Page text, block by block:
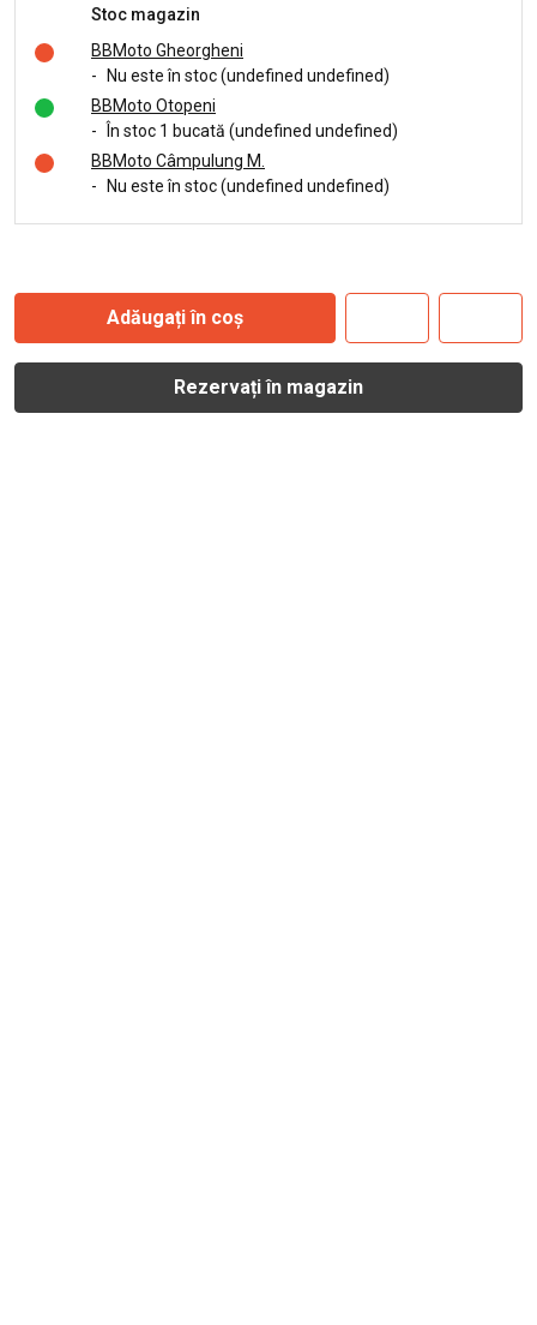
Stoc magazin
BBMoto Gheorgheni
-
Nu este în stoc (undefined undefined)
BBMoto Otopeni
-
În stoc 1 bucată (undefined undefined)
BBMoto Câmpulung M.
-
Nu este în stoc (undefined undefined)
Adăugați în coș
Rezervați în magazin